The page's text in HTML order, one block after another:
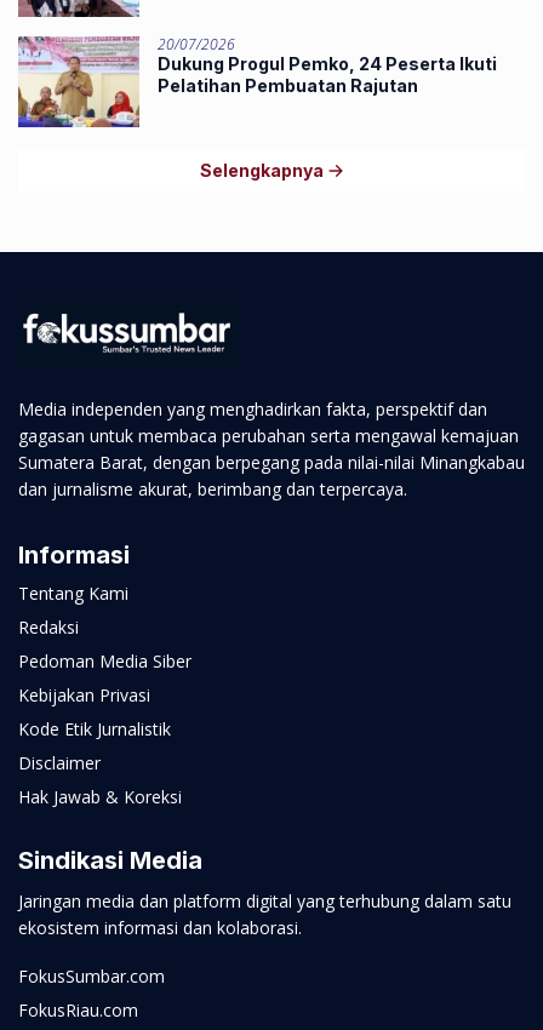
20/07/2026
Dukung Progul Pemko, 24 Peserta Ikuti
Pelatihan Pembuatan Rajutan
Selengkapnya
Media independen yang menghadirkan fakta, perspektif dan
gagasan untuk membaca perubahan serta mengawal kemajuan
Sumatera Barat, dengan berpegang pada nilai-nilai Minangkabau
dan jurnalisme akurat, berimbang dan terpercaya.
Informasi
Tentang Kami
Redaksi
Pedoman Media Siber
Kebijakan Privasi
Kode Etik Jurnalistik
Disclaimer
Hak Jawab & Koreksi
Sindikasi Media
Jaringan media dan platform digital yang terhubung dalam satu
ekosistem informasi dan kolaborasi.
FokusSumbar.com
FokusRiau.com